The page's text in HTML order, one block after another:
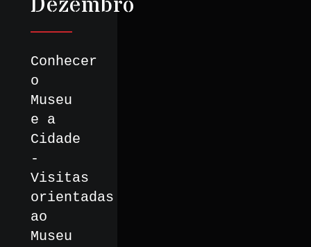
Conhecer
o
Museu
e a
Cidade
-
Visitas
orientadas
ao
Museu